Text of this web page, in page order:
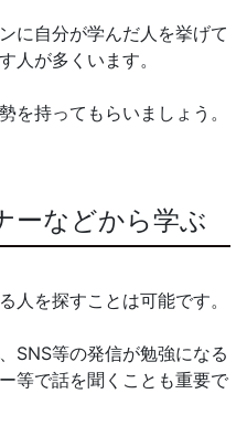
に自分が学んだ人を挙げて
人が多くいます。
を持ってもらいましょう。
ーなどから学ぶ
人を探すことは可能です。
SNS等の発信が勉強になる
等で話を聞くことも重要で